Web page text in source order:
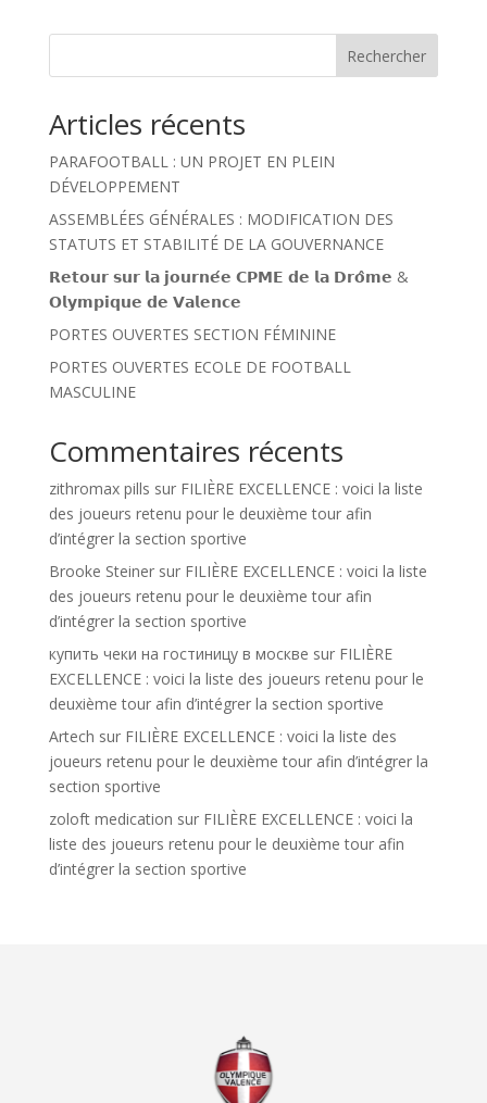
Rechercher
Articles récents
PARAFOOTBALL : UN PROJET EN PLEIN
DÉVELOPPEMENT
ASSEMBLÉES GÉNÉRALES : MODIFICATION DES
STATUTS ET STABILITÉ DE LA GOUVERNANCE
𝗥𝗲𝘁𝗼𝘂𝗿 𝘀𝘂𝗿 𝗹𝗮 𝗷𝗼𝘂𝗿𝗻𝗲́𝗲 𝗖𝗣𝗠𝗘 𝗱𝗲 𝗹𝗮 𝗗𝗿𝗼̂𝗺𝗲 &
𝗢𝗹𝘆𝗺𝗽𝗶𝗾𝘂𝗲 𝗱𝗲 𝗩𝗮𝗹𝗲𝗻𝗰𝗲
PORTES OUVERTES SECTION FÉMININE
PORTES OUVERTES ECOLE DE FOOTBALL
MASCULINE
Commentaires récents
zithromax pills sur FILIÈRE EXCELLENCE : voici la liste
des joueurs retenu pour le deuxième tour afin
d’intégrer la section sportive
Brooke Steinersur FILIÈRE EXCELLENCE : voici la liste
des joueurs retenu pour le deuxième tour afin
d’intégrer la section sportive
купить чеки на гостиницу в москве sur FILIÈRE
EXCELLENCE : voici la liste des joueurs retenu pour le
deuxième tour afin d’intégrer la section sportive
Artech sur FILIÈRE EXCELLENCE : voici la liste des
joueurs retenu pour le deuxième tour afin d’intégrer la
section sportive
zoloft medication sur FILIÈRE EXCELLENCE : voici la
liste des joueurs retenu pour le deuxième tour afin
d’intégrer la section sportive